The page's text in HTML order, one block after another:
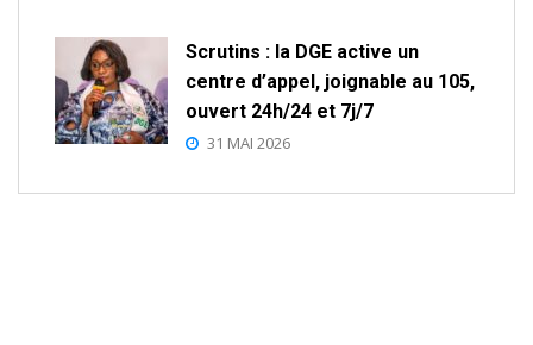
Scrutins : la DGE active un
centre d’appel, joignable au 105,
ouvert 24h/24 et 7j/7
31 MAI 2026